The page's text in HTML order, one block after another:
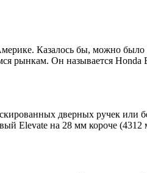
Казалось бы, можно было
рынкам. Он называется Honda
дверных ручек или
Elevate на 28 мм короче